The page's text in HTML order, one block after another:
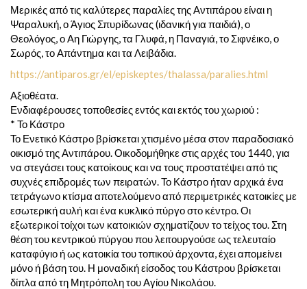
Μερικές από τις καλύτερες παραλίες της Αντιπάρου είναι η
Ψαραλυκή, ο Άγιος Σπυρίδωνας (ιδανική για παιδιά), ο
Θεολόγος, ο Αη Γιώργης, τα Γλυφά, η Παναγιά, το Σιφνέικο, ο
Σωρός, το Απάντημα και τα Λειβάδια.
https://antiparos.gr/el/episkeptes/thalassa/paralies.html
Αξιοθέατα.
Ενδιαφέρουσες τοποθεσίες εντός και εκτός του χωριού :
* Το Κάστρο
Το Ενετικό Κάστρο βρίσκεται χτισμένο μέσα στον παραδοσιακό
οικισμό της Αντιπάρου. Οικοδομήθηκε στις αρχές του 1440, για
να στεγάσει τους κατοίκους και να τους προστατέψει από τις
συχνές επιδρομές των πειρατών. Το Κάστρο ήταν αρχικά ένα
τετράγωνο κτίσμα αποτελούμενο από περιμετρικές κατοικίες με
εσωτερική αυλή και ένα κυκλικό πύργο στο κέντρο. Οι
εξωτερικοί τοίχοι των κατοικιών σχηματίζουν το τείχος του. Στη
θέση του κεντρικού πύργου που λειτουργούσε ως τελευταίο
καταφύγιο ή ως κατοικία του τοπικού άρχοντα, έχει απομείνει
μόνο ή βάση του. Η μοναδική είσοδος του Κάστρου βρίσκεται
δίπλα από τη Μητρόπολη του Αγίου Νικολάου.